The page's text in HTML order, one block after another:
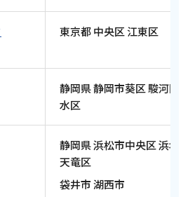
テレビ
トコチャン】亮と優の静
古屋ウィメンズマラソン
中編 4月12日 9:00~ 放送
東京都 中央区 江東区
静岡県 静岡市葵区 駿河区
水区
静岡県 浜松市中央区 浜名
天竜区
袋井市 湖西市